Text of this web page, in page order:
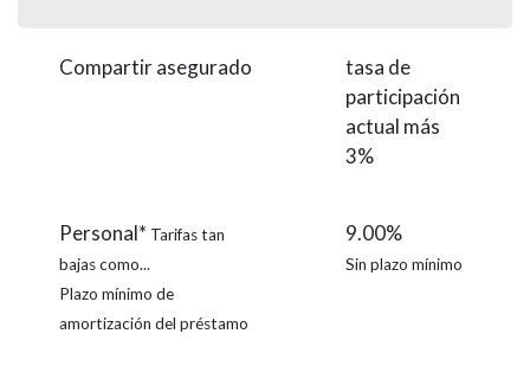
Compartir asegurado
tasa de
participación
actual más
3%
Personal* Tarifas tan
bajas como...
Plazo mínimo de
amortización del préstamo
9.00%
Sin plazo mínimo